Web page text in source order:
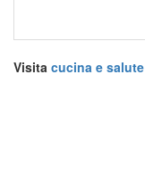
Visita cucina e salute